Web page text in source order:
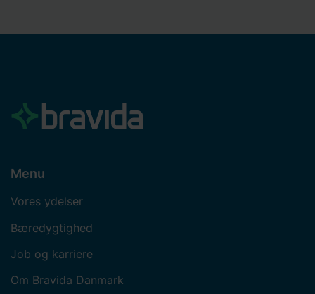
Menu
Vores ydelser
Bæredygtighed
Job og karriere
Om Bravida Danmark